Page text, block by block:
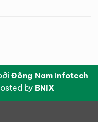
Đông Nam Infotech
by BNIX